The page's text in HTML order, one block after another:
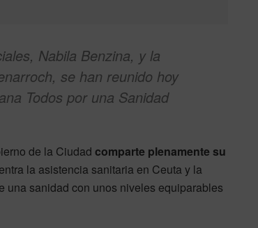
Nabila Benzina, y la
se han reunido hoy
Todos por una Sanidad
de la Ciudad comparte plenamente su
la asistencia sanitaria en Ceuta y la
una sanidad con unos niveles equiparables